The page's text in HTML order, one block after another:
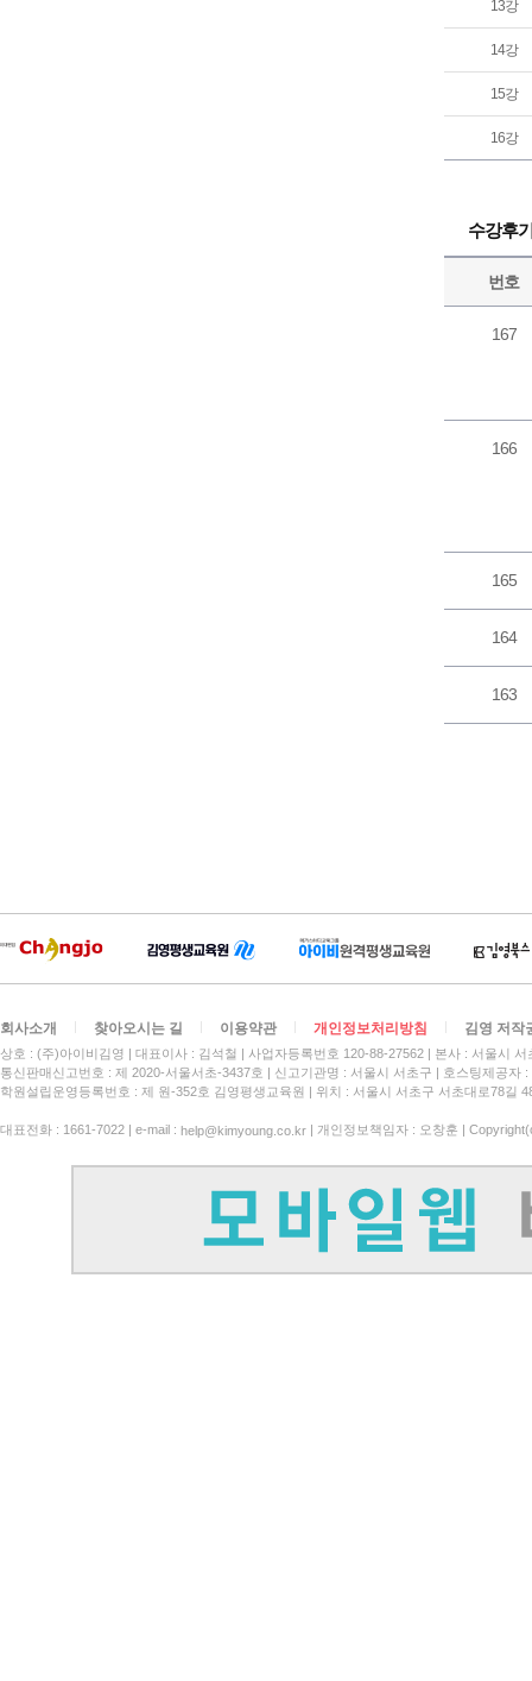
13강
14강
15강
16강
수강후
번호
167
166
165
164
163
회사소개 찾아오시는 길 이용약관 개인정보처리방침 김영 저작
상호 : (주)아이비김영 대표이사 : 김석철 사업자등록번호 120-88-27562
본사 : 서울시
통신판매신고번호 : 제 2020-서울서초-3437호
신고기관명 : 서울시 서초구
호스팅제공자
학원설립운영등록번호 : 제 원-352호 김영평생교육원 | 위치 : 서울시 서초구 서초대로78길
대표전화 : 1661-7022 | e-mail : help@kimyoung.co.kr | 개인정보책임자 : 오창훈 |